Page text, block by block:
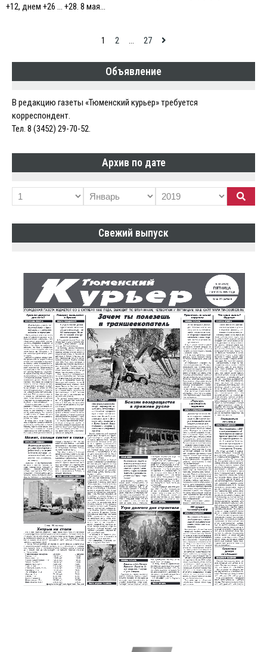
+12, днем +26 … +28. 8 мая…
по
записям
1 2 … 27
Объявление
В редакцию газеты «Тюменский курьер» требуется
корреспондент.
Тел. 8 (3452) 29-70-52.
Архив по дате
Свежий выпуск